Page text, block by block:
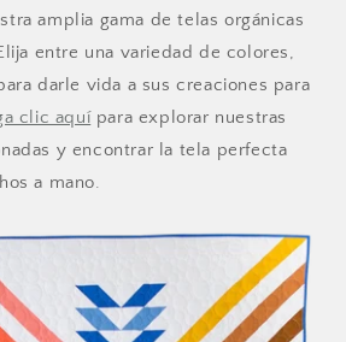
amplia gama de telas orgánicas
entre una variedad de colores,
darle vida a sus creaciones para
clic aquípara explorar nuestras
y encontrar la tela perfecta
a mano.